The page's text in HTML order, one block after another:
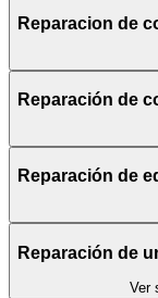
Reparacion de
Reparación de
Reparación de
Reparación de
Ver